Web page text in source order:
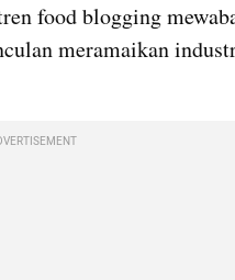
food blogging
meramaikan